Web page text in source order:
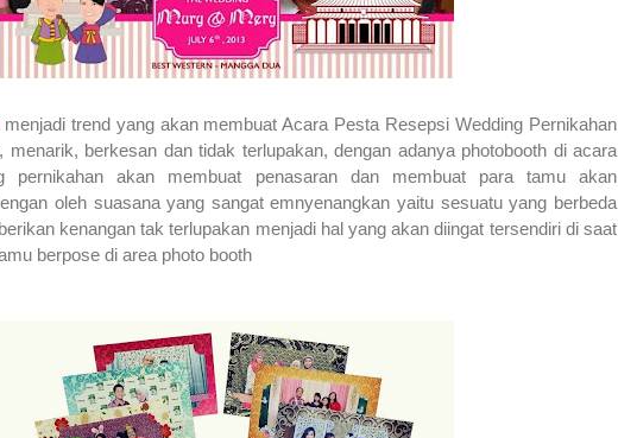
trend yang akan membuat Acara Pesta Resepsi Wedding Pernikahan
menarik, berkesan dan tidak terlupakan, dengan adanya photobooth di acara
pernikahan akan membuat penasaran dan membuat para tamu akan
oleh suasana yang sangat emnyenangkan yaitu sesuatu yang berbeda
kenangan tak terlupakan menjadi hal yang akan diingat tersendiri di saat
berpose di area photo booth